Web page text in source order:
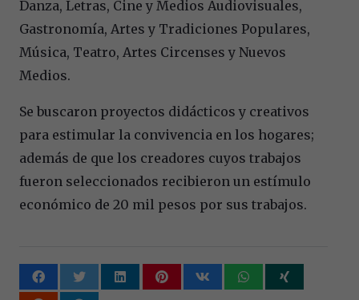
Danza, Letras, Cine y Medios Audiovisuales,
Gastronomía, Artes y Tradiciones Populares,
Música, Teatro, Artes Circenses y Nuevos
Medios.
Se buscaron proyectos didácticos y creativos
para estimular la convivencia en los hogares;
además de que los creadores cuyos trabajos
fueron seleccionados recibieron un estímulo
económico de 20 mil pesos por sus trabajos.